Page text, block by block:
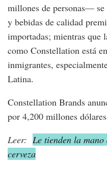
millones de personas—
y bebidas de calidad
importadas; mientras que
como Constellation está
inmigrantes,
Latina.
Constellation Brands
por 4,200 millones
Leer: Le tienden la
cerveza